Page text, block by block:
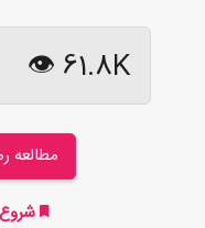
61.8K 👁
مطالعه